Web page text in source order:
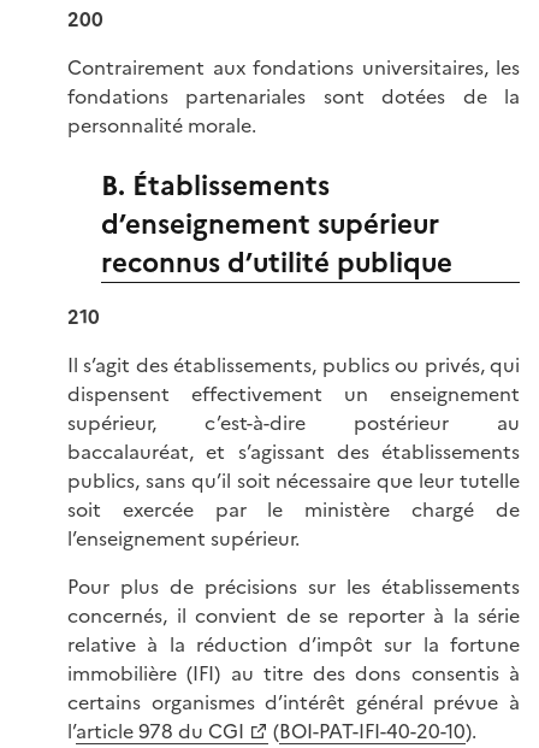
200
Contrairement aux fondations universitaires, les
fondations partenariales sont dotées de la
personnalité morale.
B. Établissements
d’enseignement supérieur
reconnus d’utilité publique
210
Il s’agit des établissements, publics ou privés, qui
dispensent effectivement un enseignement
supérieur, c’est-à-dire postérieur au
baccalauréat, et s’agissant des établissements
publics, sans qu’il soit nécessaire que leur tutelle
soit exercée par le ministère chargé de
l’enseignement supérieur.
Pour plus de précisions sur les établissements
concernés, il convient de se reporter à la série
relative à la réduction d’impôt sur la fortune
immobilière (IFI) au titre des dons consentis à
certains organismes d’intérêt général prévue à
l’article 978 du CGI (BOI-PAT-IFI-40-20-10).